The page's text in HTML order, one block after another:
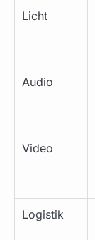
Licht
Audio
Video
Logistik